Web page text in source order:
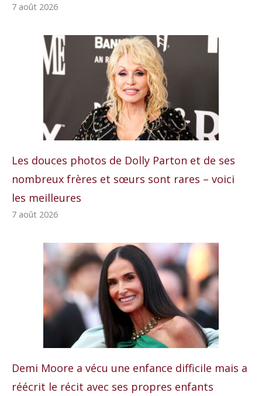
7 août 2026
Les douces photos de Dolly Parton et de ses
nombreux frères et sœurs sont rares – voici
les meilleures
7 août 2026
Demi Moore a vécu une enfance difficile mais a
réécrit le récit avec ses propres enfants